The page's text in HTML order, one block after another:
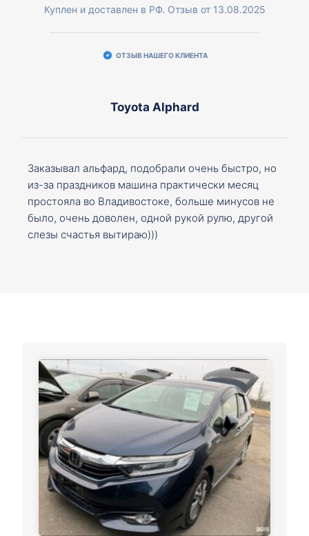
Куплен и доставлен в РФ. Отзыв от 13.08.2025
ОТЗЫВ НАШЕГО КЛИЕНТА
Toyota Alphard
Заказывал альфард, подобрали очень быстро, но
из-за праздников машина практически месяц
простояла во Владивостоке, больше минусов не
было, очень доволен, одной рукой рулю, другой
слезы счастья вытираю)))